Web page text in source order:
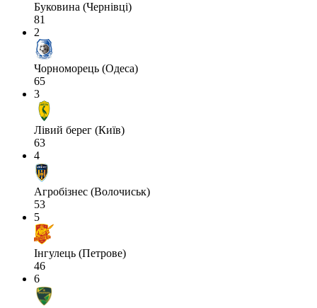
Буковина (Чернівці)
81
2
Чорноморець (Одеса)
65
3
Лівий берег (Київ)
63
4
Агробізнес (Волочиськ)
53
5
Інгулець (Петрове)
46
6